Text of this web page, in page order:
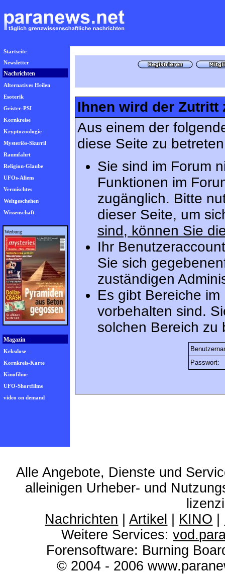
Startseite
Newsletter
Nachrichten
Alternatives Heilen
Esoterik
Geister-PSI
Kornkreise
Kryptozoologie
Mysteriös-Skurril
Raumfahrt
Religion-Glaube
UFOs-Aliens
Vermischtes
Weltgeschehen
Wissenschaft
Werbung
Magazin
Keksdose
Kornkreis-Karte
Kinofilme
UFO-Shortfilms
video on demand
Ihnen wird der Zutritt
Aus einem der
diese Seite zu
Sie sind im Forum
Funktionen im
zugänglich. Bitte
dieser Seite, um
sind, können Sie
Ihr
Sie sich
zuständigen
Es gibt Bereiche
vorbehalten sind.
solchen Bereich zu
Passwort:
Alle Angebote, Dienste und
alleinigen Urheber- und
Nachrichten |Artikel KINO
Weitere Services:
Forensoftware: Burning
© 2004 - 2006